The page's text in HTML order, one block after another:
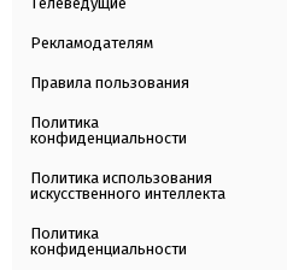
Рекламодателям
Правила пользования
Политика
конфиденциальности
Политика использования
искусственного интеллекта
Политика
конфиденциальности